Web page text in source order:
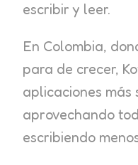
escribir y leer.
En Colombia,
para de crecer,
aplicaciones más
aprovechando
escribiendo